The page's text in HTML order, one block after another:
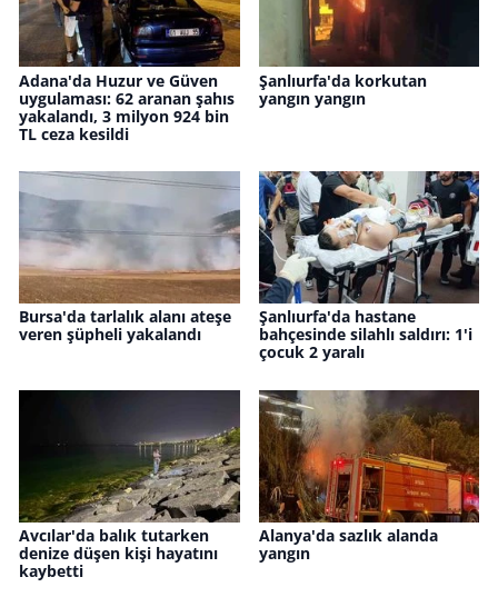
Adana'da Huzur ve Güven
uygulaması: 62 aranan şahıs
yakalandı, 3 milyon 924 bin
TL ceza kesildi
Şanlıurfa'da korkutan
yangın yangın
Bursa'da tarlalık alanı ateşe
veren şüpheli yakalandı
Şanlıurfa'da hastane
bahçesinde silahlı saldırı: 1'i
çocuk 2 yaralı
Avcılar'da balık tutarken
denize düşen kişi hayatını
kaybetti
Alanya'da sazlık alanda
yangın